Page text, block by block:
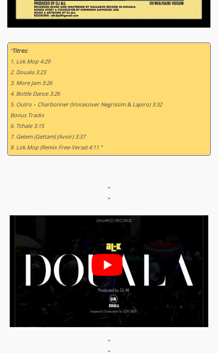
“Titres:
1. Lok.Mop 4:29
2. Douala 3:23
3. More Jam 3:26
4. Bottle Dance 3:26
5. Outro – Charbonner (Voicecover Negrissim & Lapiro) 3:32
Bonus Tracks
6. Tchale 3:15
7. Getem (Gettam) (Avoir) 3:37
8. Lok.Mop (Remix Free-Verse) 4:11 ”
"
"
"